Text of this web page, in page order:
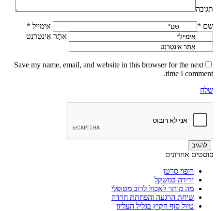
תגובה
שם *
אימייל *
אֲתַר אִינטֶרנֶט
Save my name, email, and website in this browser for the next
time I comment.
שלח
פוסטים אחרונים
ריפוי סרטן
ירידה במשקל
מה מותר לאכול לרוב מטופלי
שיחת הרגעה והפחתת חרדה
טיול סוף הקיץ בגליל העליון